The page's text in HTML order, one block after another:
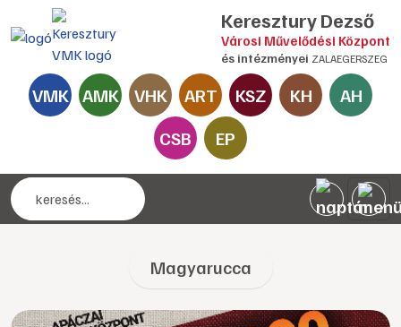
Keresztury Dezső
Városi Művelődési Központ
és intézményei ZALAEGERSZEG
VMK AMK VHK ART KSZ KH
AH
CSB
EP
Magyarucca